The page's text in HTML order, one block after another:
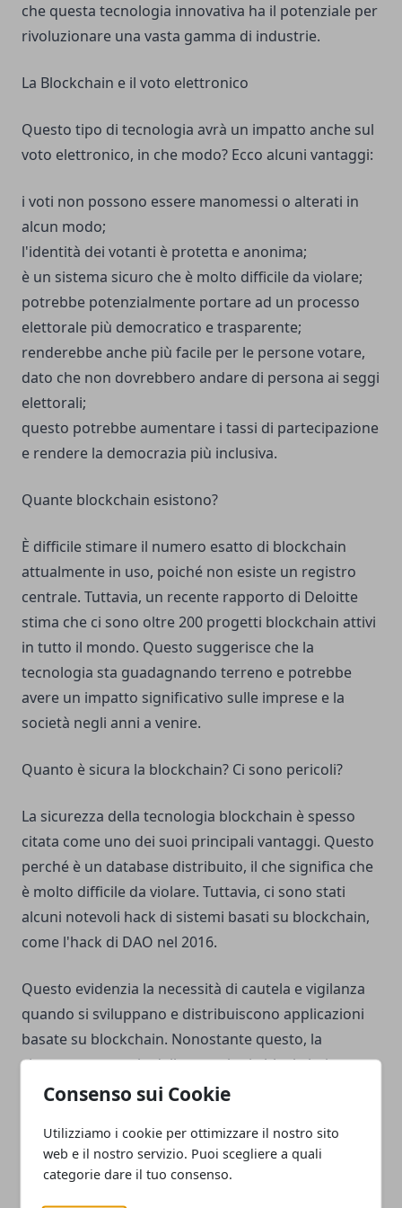
Consenso sui Cookie
Utilizziamo i cookie per ottimizzare il nostro sito
web e il nostro servizio. Puoi scegliere a quali
categorie dare il tuo consenso.
che questa tecnologia innovativa ha il potenziale per
rivoluzionare una vasta gamma di industrie.
La Blockchain e il voto elettronico
Questo tipo di tecnologia avrà un impatto anche sul
voto elettronico, in che modo? Ecco alcuni vantaggi:
i voti non possono essere manomessi o alterati in
alcun modo;
l'identità dei votanti è protetta e anonima;
è un sistema sicuro che è molto difficile da violare;
potrebbe potenzialmente portare ad un processo
elettorale più democratico e trasparente;
renderebbe anche più facile per le persone votare,
dato che non dovrebbero andare di persona ai seggi
elettorali;
questo potrebbe aumentare i tassi di partecipazione
e rendere la democrazia più inclusiva.
Quante blockchain esistono?
È difficile stimare il numero esatto di blockchain
attualmente in uso, poiché non esiste un registro
centrale. Tuttavia, un recente rapporto di Deloitte
stima che ci sono oltre 200 progetti blockchain attivi
in tutto il mondo. Questo suggerisce che la
tecnologia sta guadagnando terreno e potrebbe
avere un impatto significativo sulle imprese e la
società negli anni a venire.
Quanto è sicura la blockchain? Ci sono pericoli?
La sicurezza della tecnologia blockchain è spesso
citata come uno dei suoi principali vantaggi. Questo
perché è un database distribuito, il che significa che
è molto difficile da violare. Tuttavia, ci sono stati
alcuni notevoli hack di sistemi basati su blockchain,
come l'hack di DAO nel 2016.
Questo evidenzia la necessità di cautela e vigilanza
quando si sviluppano e distribuiscono applicazioni
basate su blockchain. Nonostante questo, la
sicurezza generale della tecnologia blockchain
rimane forte ed è probabile che diventerà ancora
Come la blockchain può cambiarci la vita?